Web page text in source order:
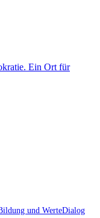
und WerteDialog